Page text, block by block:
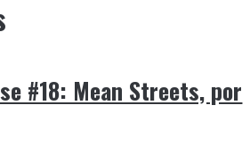
#18: Mean Streets, por